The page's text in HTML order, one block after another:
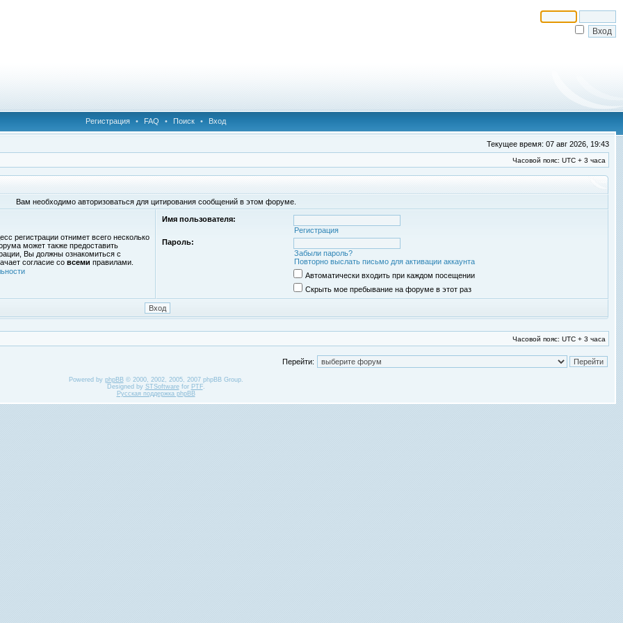
Регистрация • FAQ • Поиск • Вход
Текущее время: 07 авг 2026, 19:43
Часовой пояс: UTC + 3 часа
Вам необходимо авторизоваться для цитирования сообщений в этом форуме.
регистрации отнимет всего несколько
может также предоставить
Вы должны ознакомиться с
согласие со всеми правилами.
Имя пользователя:
Регистрация
Пароль:
Забыли пароль?
Повторно выслать письмо для активации аккаунта
Автоматически входить при каждом посещении
Скрыть мое пребывание на форуме в этот раз
Часовой пояс: UTC + 3 часа
Перейти:
Powered by phpBB© 2000, 2002, 2005, 2007 phpBB Group.
Designed by STSoftwarefor PTF.
Русская поддержка phpBB